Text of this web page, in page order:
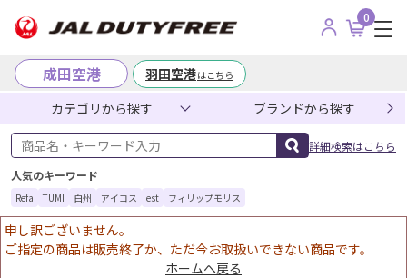
0
成田空港 羽田空港はこちら
カテゴリから探す ブランドから探す
商品名・キーワード入力
詳細検索はこちら
人気のキーワード
Refa TUMI 白州 アイコス est フィリップモリス
申し訳ございません。
ご指定の商品は販売終了か、ただ今お取扱いできない商品です。
ホームへ戻る